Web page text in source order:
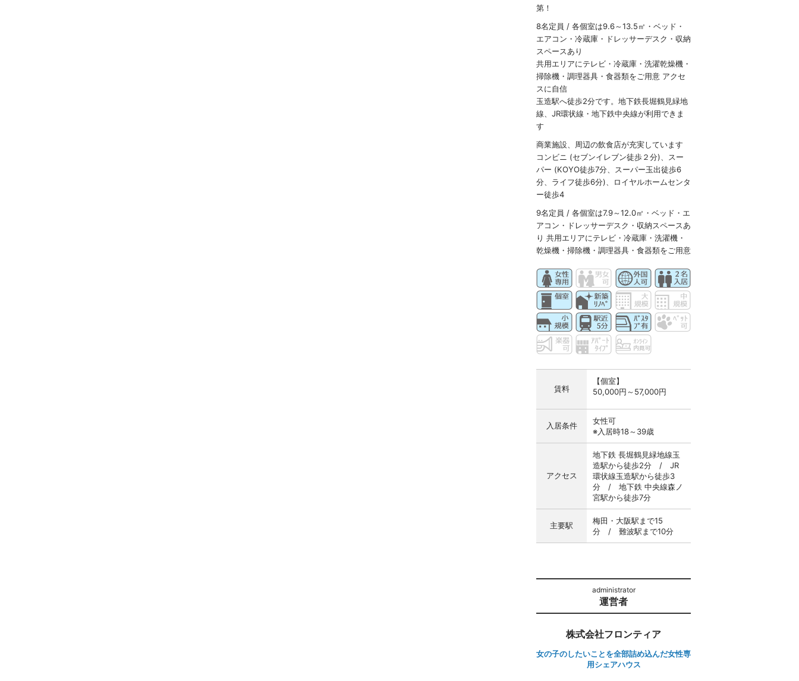
第！
8名定員 / 各個室は9.6～13.5㎡・ベッド・
エアコン・冷蔵庫・ドレッサーデスク・収納
スペースあり
共用エリアにテレビ・冷蔵庫・洗濯乾燥機・
掃除機・調理器具・食器類をご用意 アクセ
スに自信
玉造駅へ徒歩2分です。地下鉄長堀鶴見緑地
線、JR環状線・地下鉄中央線が利用できま
す
商業施設、周辺の飲食店が充実しています
コンビニ (セブンイレブン徒歩２分)、スー
パー (KOYO徒歩7分、スーパー玉出徒歩6
分、ライフ徒歩6分)、ロイヤルホームセンタ
ー徒歩4
9名定員 / 各個室は7.9～12.0㎡・ベッド・エ
アコン・ドレッサーデスク・収納スペースあ
り 共用エリアにテレビ・冷蔵庫・洗濯機・
乾燥機・掃除機・調理器具・食器類をご用意
賃料
【個室】
50,000円～57,000円
入居条件
女性可
※入居時18～39歳
アクセス
地下鉄 長堀鶴見緑地線玉
造駅から徒歩2分 / JR
環状線玉造駅から徒歩3
分 / 地下鉄 中央線森ノ
宮駅から徒歩7分
主要駅
梅田・大阪駅まで15
分 / 難波駅まで10分
運営者
株式会社フロンティア
女の子のしたいことを全部詰め込んだ女性専
用シェアハウス